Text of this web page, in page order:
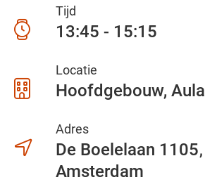
Tijd
13:45 - 15:15
Locatie
Hoofdgebouw, Aula
Adres
De Boelelaan 1105
Amsterdam